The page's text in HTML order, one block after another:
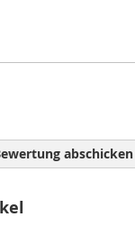
abschicken